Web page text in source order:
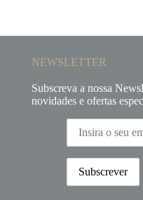
NEWSLETTER
Subscreva a nossa
novidades e ofertas